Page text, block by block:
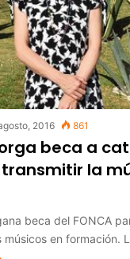
2016 861
beca a
transmitir la
beca del FONCA
músicos en formación.